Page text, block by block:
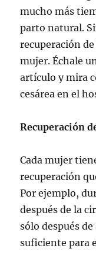
mucho más
parto natural.
recuperación
mujer. Échale
artículo y mira
cesárea en el
Recuperación
Cada mujer
recuperación
Por ejemplo,
después de la
sólo después
suficiente para